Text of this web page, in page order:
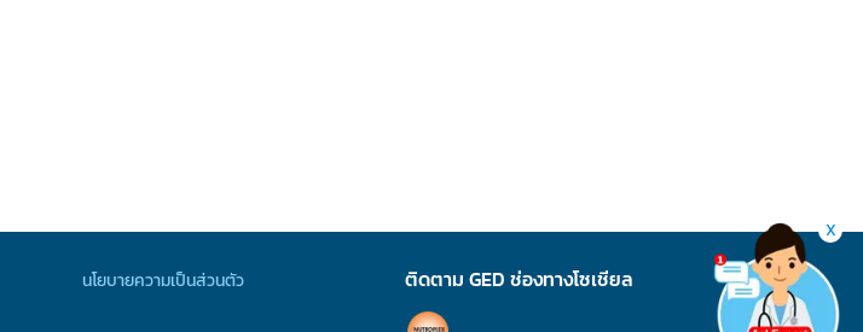
นโยบายความเป็นส่วนตัว ติดตาม GED ช่องทางโซเชียล
X